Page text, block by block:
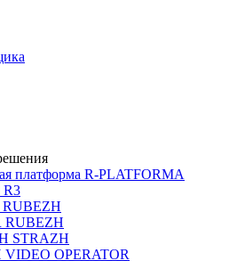
платформа R-PLATFORMA
STRAZH
OPERATOR